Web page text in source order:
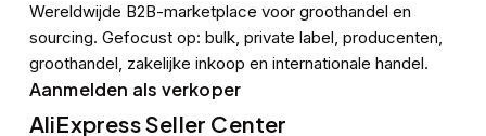
Wereldwijde B2B-marketplace voor groothandel en
sourcing. Gefocust op: bulk, private label, producenten,
groothandel, zakelijke inkoop en internationale handel.
Aanmelden als verkoper
AliExpress Seller Center